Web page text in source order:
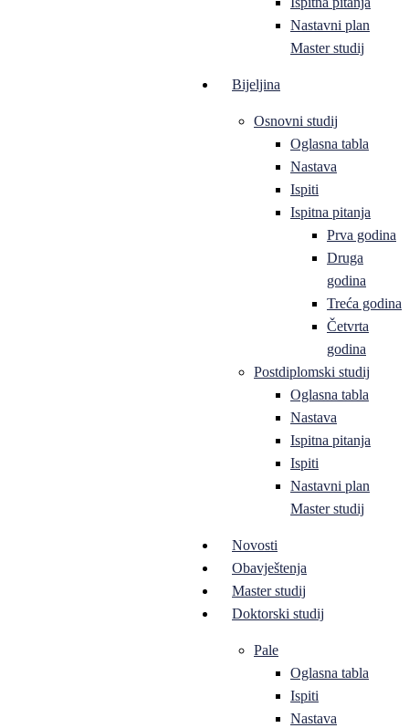
Nastavni plan
Master studij
Bijeljina
Osnovni studij
Oglasna tabla
Nastava
Ispiti
Ispitna pitanja
Prva godina
Druga
godina
Treća godina
Četvrta
godina
Postdiplomski studij
Oglasna tabla
Nastava
Ispitna pitanja
Ispiti
Nastavni plan
Master studij
Novosti
Obavještenja
Master studij
Doktorski studij
Pale
Oglasna tabla
Ispiti
Nastava